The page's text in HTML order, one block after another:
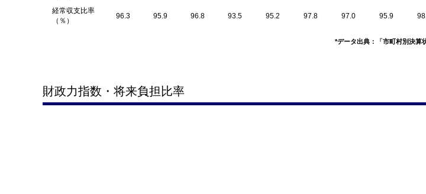
経常収支比率
（％）
96.3 95.9 96.8 93.5 95.2 97.8 97.0 95.9
*データ出典：「市町村別決算
財政力指数・将来負担比率